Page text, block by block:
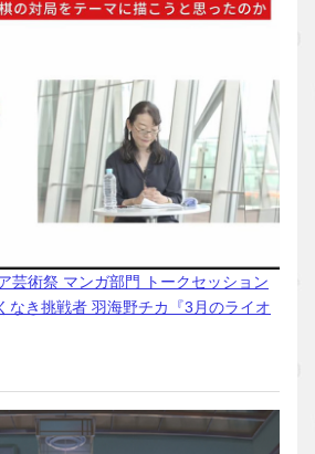
芸術祭 マンガ部門 トークセッション
なき挑戦者 羽海野チカ『3月のライオ